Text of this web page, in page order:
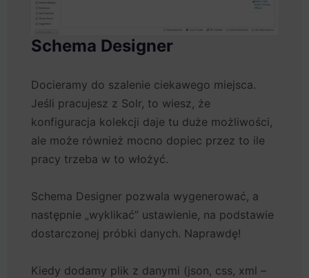
Schema Designer
Docieramy do szalenie ciekawego miejsca.
Jeśli pracujesz z Solr, to wiesz, że
konfiguracja kolekcji daje tu duże możliwości,
ale może również mocno dopiec przez to ile
pracy trzeba w to włożyć.
Schema Designer pozwala wygenerować, a
następnie „wyklikać” ustawienie, na podstawie
dostarczonej próbki danych. Naprawdę!
Kiedy dodamy plik z danymi (json, css, xml –